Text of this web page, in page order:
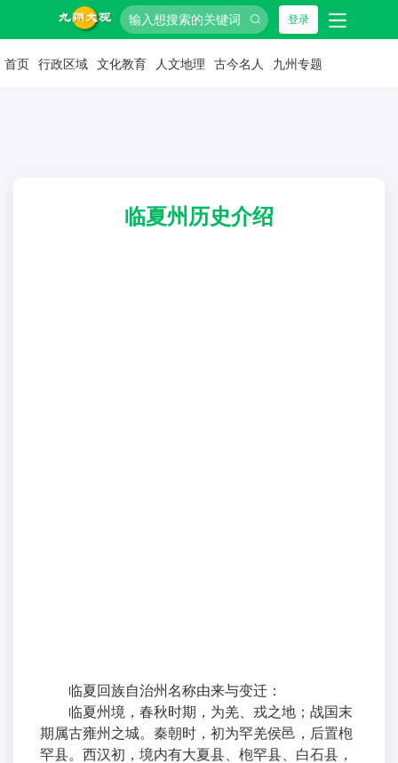
登录
首页 行政区域 文化教育 人文地理 古今名人 九州专题
临夏州历史介绍
临夏回族自治州名称由来与变迁：
临夏州境，春秋时期，为羌、戎之地；战国末
期属古雍州之城。秦朝时，初为罕羌侯邑，后置枹
罕县。西汉初，境内有大夏县、枹罕县、白石县，